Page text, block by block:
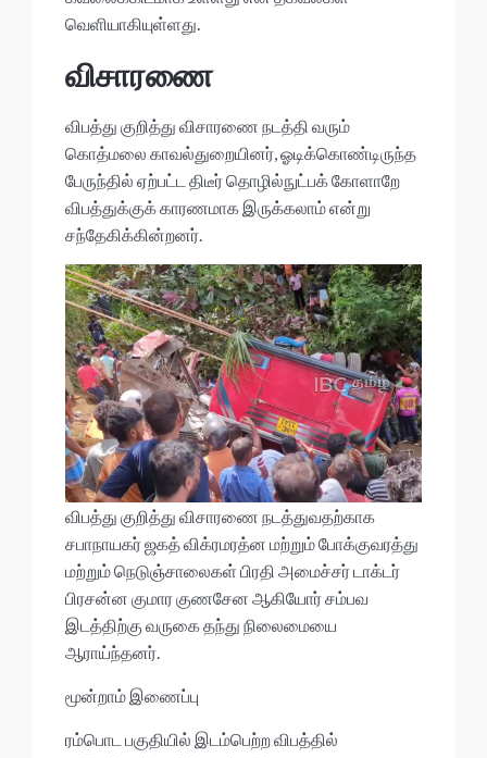
வெளியாகியுள்ளது.
விசாரணை
விபத்து குறித்து விசாரணை நடத்தி வரும்
கொத்மலை காவல்துறையினர், ஓடிக்கொண்டிருந்த
பேருந்தில் ஏற்பட்ட திடீர் தொழில்நுட்பக் கோளாறே
விபத்துக்குக் காரணமாக இருக்கலாம் என்று
சந்தேகிக்கின்றனர்.
விபத்து குறித்து விசாரணை நடத்துவதற்காக
சபாநாயகர் ஜகத் விக்ரமரத்ன மற்றும் போக்குவரத்து
மற்றும் நெடுஞ்சாலைகள் பிரதி அமைச்சர் டாக்டர்
பிரசன்ன குமார குணசேன ஆகியோர் சம்பவ
இடத்திற்கு வருகை தந்து நிலைமையை
ஆராய்ந்தனர்.
மூன்றாம் இணைப்பு
ரம்பொட பகுதியில் இடம்பெற்ற விபத்தில்